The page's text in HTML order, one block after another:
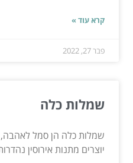
קרא עוד »
פבר 27, 2022
שמלות כלה
שמלות כלה הן סמל לאהבה,
יוצרים מתנות אירוסין